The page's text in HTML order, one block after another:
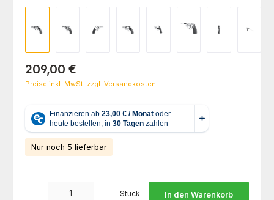
Regulärer Preis:
209,00 €
Preise inkl. MwSt. zzgl. Versandkosten
Nur noch 5 lieferbar
Stück In den Warenkorb